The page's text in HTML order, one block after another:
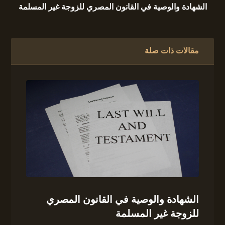
الشهادة والوصية في القانون المصري للزوجة غير المسلمة
مقالات ذات صلة
الشهادة والوصية في القانون المصري
للزوجة غير المسلمة